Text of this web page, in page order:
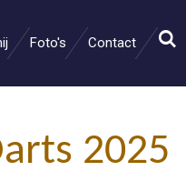
Foto's Contact
2025